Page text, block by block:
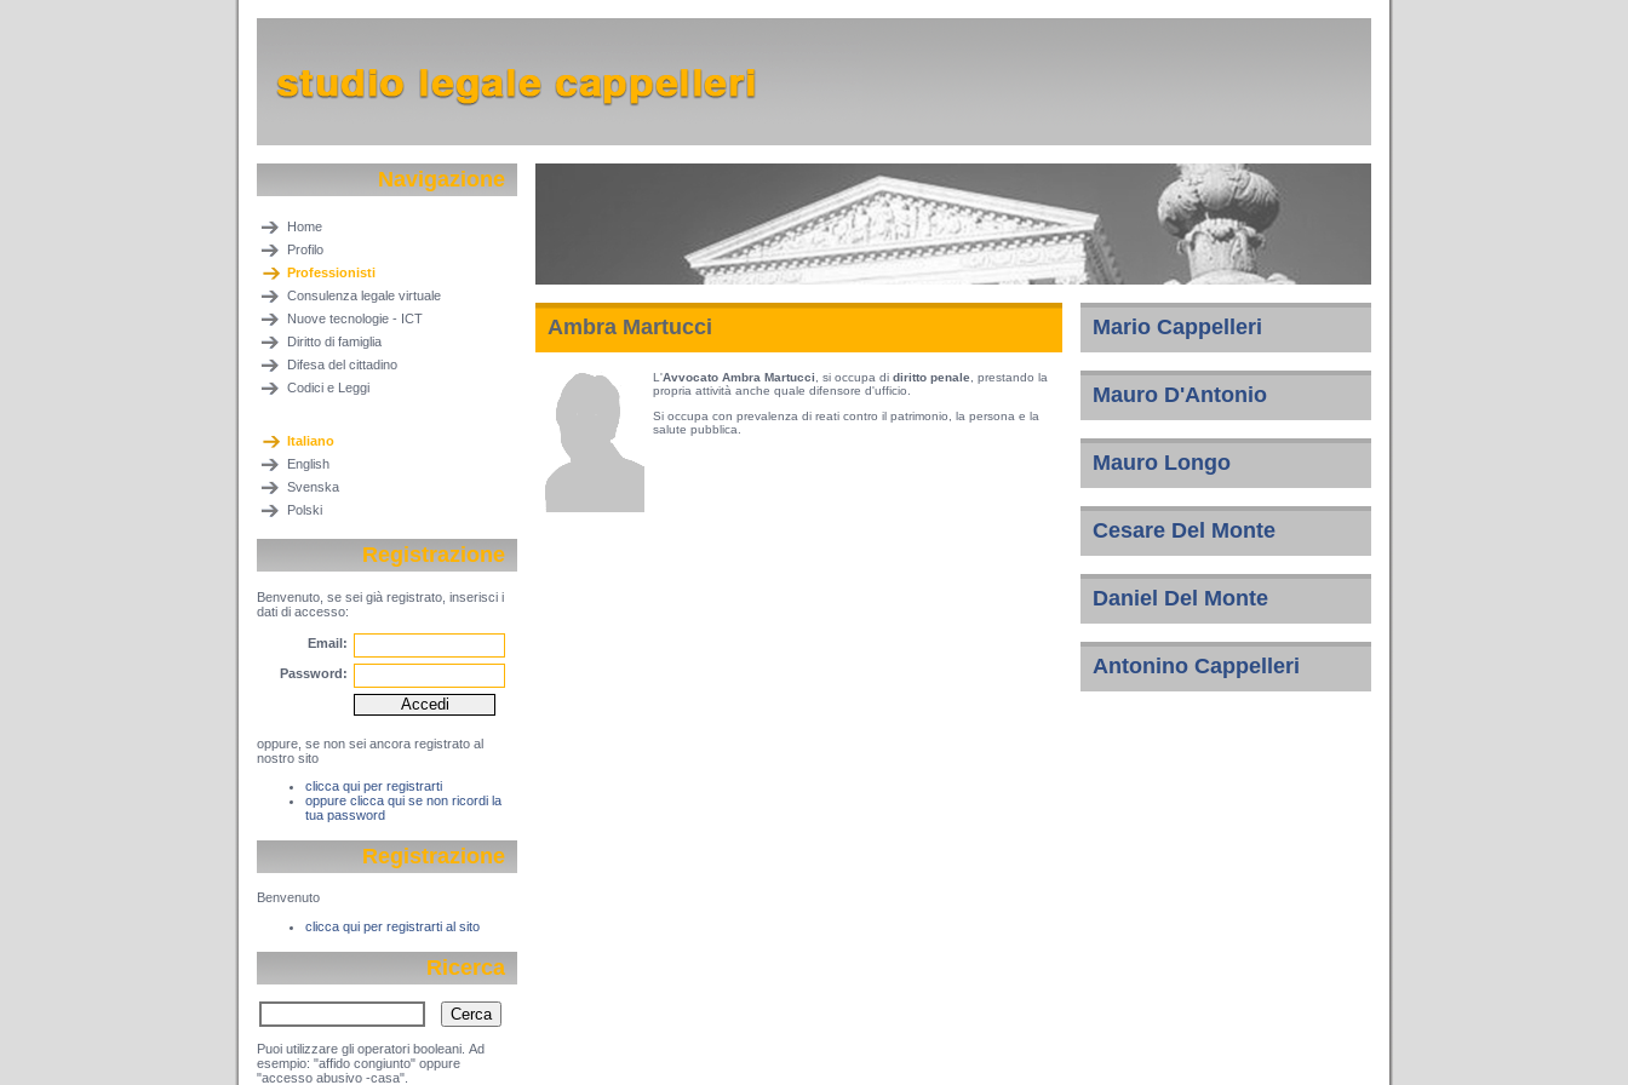
Navigazione
Home
Profilo
Professionisti
Consulenza legale virtuale
Nuove tecnologie - ICT
Diritto di famiglia
Difesa del cittadino
Codici e Leggi
Italiano
English
Svenska
Polski
Registrazione
Benvenuto, se sei già registrato, inserisci i
dati di accesso:
Email:
Password:
oppure, se non sei ancora registrato al
nostro sito
clicca qui per registrarti
oppure clicca qui se non ricordi la
tua password
Registrazione
Benvenuto
clicca qui per registrarti al sito
Ricerca
Puoi utilizzare gli operatori booleani. Ad
esempio: "affido congiunto" oppure
"accesso abusivo -casa".
Ambra Martucci
L'Avvocato Ambra Martucci , si occupa di diritto penale , prestando la
propria attività anche quale difensore d'ufficio.
Si occupa con prevalenza di reati contro il patrimonio, la persona e la
salute pubblica.
Mario Cappelleri
Mauro D'Antonio
Mauro Longo
Cesare Del Monte
Daniel Del Monte
Antonino Cappelleri